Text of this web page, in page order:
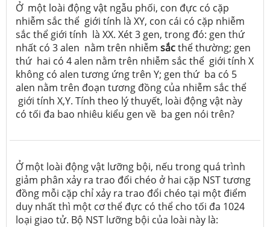
Ở một loài động vật ngẫu phối, con đực có cặp
nhiễm sắc thể giới tính là XY, con cái có cặp nhiễm
sắc thể giới tính là XX. Xét 3 gen, trong đó: gen thứ
nhất có 3 alen nằm trên nhiễm sắcthể thường; gen
thứ hai có 4 alen nằm trên nhiễm sắc thể giới tính X
không có alen tương ứng trên Y; gen thứ ba có 5
alen nằm trên đoạn tương đồng của nhiễm sắc thể
giới tính X,Y. Tính theo lý thuyết, loài động vật này
có tối đa bao nhiêu kiểu gen về ba gen nói trên?
Ở một loài động vật lưỡng bội, nếu trong quá trình
giảm phân xảy ra trao đổi chéo ở hai cặp NST tương
đồng mỗi cặp chỉ xảy ra trao đổi chéo tại một điểm
duy nhất thì một cơ thể đực có thể cho tối đa 1024
loại giao tử. Bộ NST lưỡng bội của loài này là: